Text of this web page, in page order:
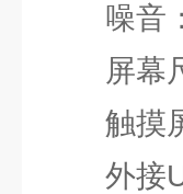
噪音
屏幕尺
触摸屏
外接